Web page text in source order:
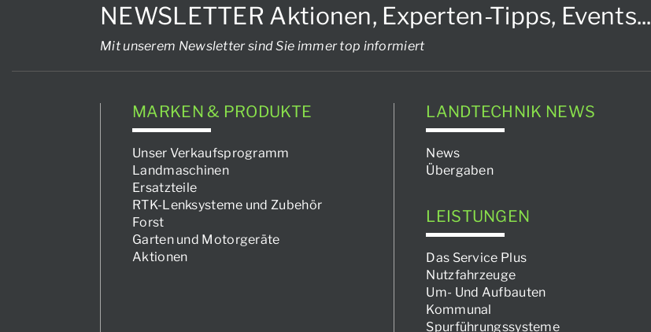
NEWSLETTER Aktionen, Experten-Tipps, Events...
Mit unserem Newsletter sind Sie immer top informiert
MARKEN & PRODUKTE
Unser Verkaufsprogramm
Landmaschinen
Ersatzteile
RTK-Lenksysteme und Zubehör
Forst
Garten und Motorgeräte
Aktionen
LANDTECHNIK NEWS
News
Übergaben
LEISTUNGEN
Das Service Plus
Nutzfahrzeuge
Um- Und Aufbauten
Kommunal
Spurführungssysteme